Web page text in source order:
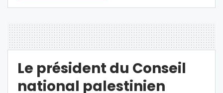
Le président du Conseil
national palestinien